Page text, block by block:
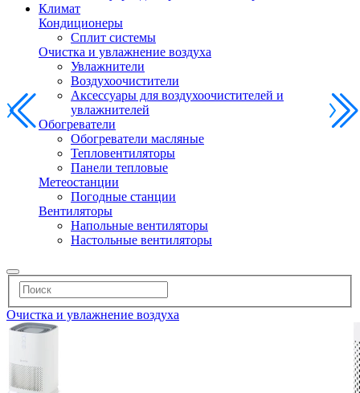
Климат
Кондиционеры
Сплит системы
Очистка и увлажнение воздуха
Увлажнители
Воздухоочистители
Аксессуары для воздухоочистителей и
увлажнителей
Обогреватели
Обогреватели масляные
Тепловентиляторы
Панели тепловые
Метеостанции
Погодные станции
Вентиляторы
Напольные вентиляторы
Настольные вентиляторы
Очистка и увлажнение воздуха